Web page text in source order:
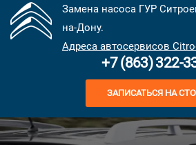
Замена насоса ГУР
на-Дону.
Адреса автосервисов
+7 (863) 322-
ЗАПИСАТЬСЯ НА СТО